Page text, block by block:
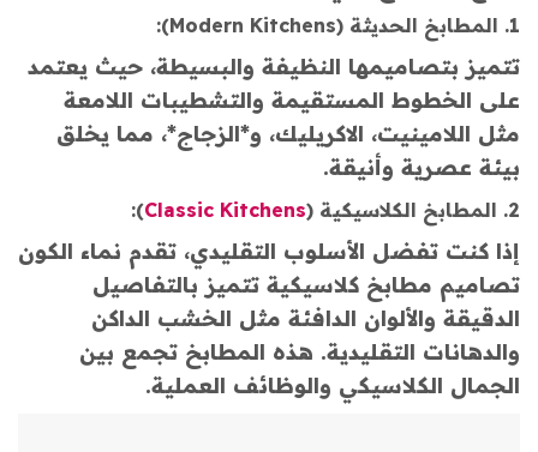
1. المطابخ الحديثة (Modern Kitchens):
تتميز بتصاميمها النظيفة والبسيطة، حيث يعتمد
على الخطوط المستقيمة والتشطيبات اللامعة
مثل اللامينيت، الاكريليك، و*الزجاج*، مما يخلق
بيئة عصرية وأنيقة.
2. المطابخ الكلاسيكية ( Classic Kitchens
):
إذا كنت تفضل الأسلوب التقليدي، تقدم نماء الكون
تصاميم مطابخ كلاسيكية تتميز بالتفاصيل
الدقيقة والألوان الدافئة مثل الخشب الداكن
والدهانات التقليدية. هذه المطابخ تجمع بين
الجمال الكلاسيكي والوظائف العملية.